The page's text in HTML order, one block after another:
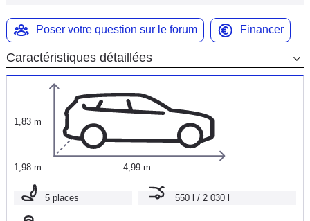
Poser votre question sur le forum Financer
Caractéristiques détaillées
1,83 m
1,98 m 4,99 m
5 places 550 l / 2 030 l